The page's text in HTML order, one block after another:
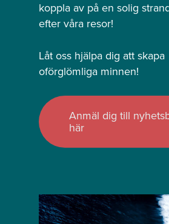
koppla av på en solig
efter våra resor!
Låt oss hjälpa dig att skapa
oförglömliga minnen!
Anmäl dig till
här